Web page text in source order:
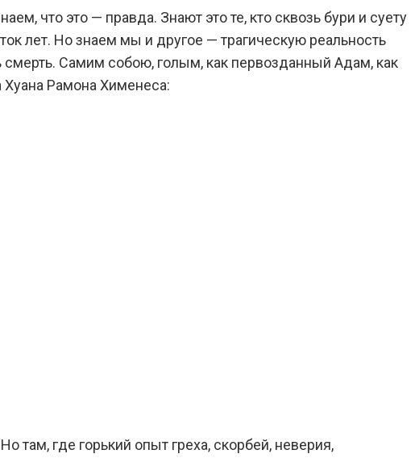
что это — правда. Знают это те, кто сквозь бури и суету
лет. Но знаем мы и другое — трагическую реальность
смерть. Самим собою, голым, как первозданный Адам, как
Хуана Рамона Хименеса:
там, где горький опыт греха, скорбей, неверия,